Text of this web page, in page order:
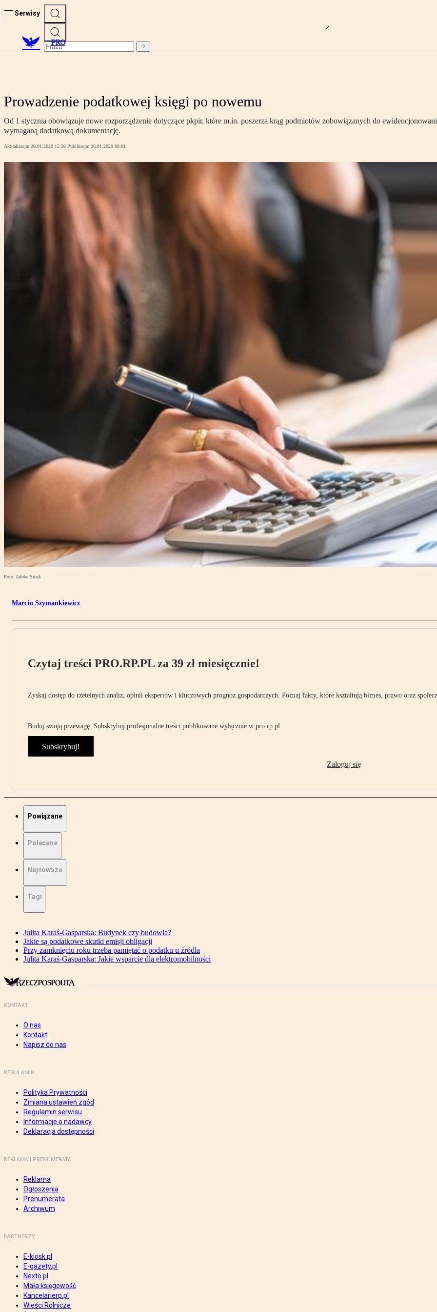
Serwisy
PRO
Prowadzenie podatkowej księgi po nowemu
Od 1 stycznia obowiązuje nowe rozporządzenie dotyczące pkpir, które m.in. poszerza krąg podmiotów zobowiązanych do
wymaganą dodatkową dokumentację.
Aktualizacja: 26.01.2020 15:36 Publikacja: 26.01.2020 00:01
Foto: Adobe Stock
Marcin Szymankiewicz
Czytaj treści PRO.RP.PL za 39 zł miesięcznie!
Zyskaj dostęp do rzetelnych analiz, opinii ekspertów i kluczowych prognoz gospodarczych. Poznaj fakty, które kształtują biznes, prawo oraz
Buduj swoją przewagę. Subskrybuj profesjonalne treści publikowane wyłącznie w pro.rp.pl.
Subskrybuj!
Zaloguj się
Powiązane
Polecane
Najnowsze
Tagi
Julita Karaś-Gasparska: Budynek czy budowla?
Jakie są podatkowe skutki emisji obligacji
Przy zamknięciu roku trzeba pamiętać o podatku u źródła
Julita Karaś-Gasparska: Jakie wsparcie dla elektromobilności
KONTAKT
O nas
Kontakt
Napisz do nas
REGULAMIN
Polityka Prywatności
Zmiana ustawień zgód
Regulamin serwisu
Informacje o nadawcy
Deklaracja dostępności
REKLAMA I PRENUMERATA
Reklama
Ogłoszenia
Prenumerata
Archiwum
PARTNERZY
E-kiosk.pl
E-gazety.pl
Nexto.pl
Mała księgowość
Kancelarierp.pl
Wieści Rolnicze